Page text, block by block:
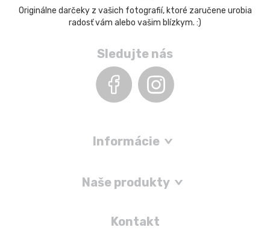
Originálne darčeky z vašich fotografií, ktoré zaručene urobia
radosť vám alebo vašim blízkym. :)
Sledujte nás
Informácie
Naše produkty
Kontakt